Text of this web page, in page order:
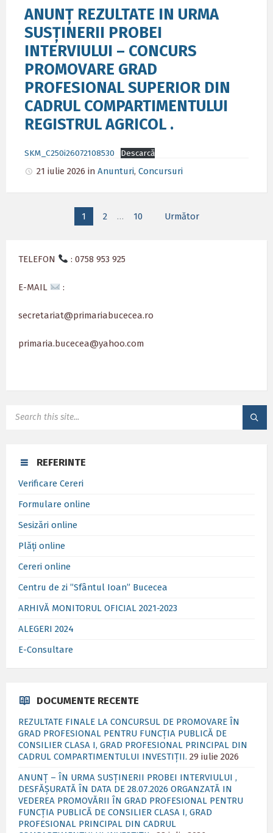
ANUNȚ REZULTATE IN URMA
SUSȚINERII PROBEI
INTERVIULUI – CONCURS
PROMOVARE GRAD
PROFESIONAL SUPERIOR DIN
CADRUL COMPARTIMENTULUI
REGISTRUL AGRICOL .
SKM_C250i26072108530 Descarcă
21 iulie 2026 in Anunturi, Concursuri
1 2 … 10 Următor
TELEFON : 0758 953 925
E-MAIL :
secretariat@primariabucecea.ro
primaria.bucecea@yahoo.com
REFERINTE
Verificare Cereri
Formulare online
Sesizări online
Plăți online
Cereri online
Centru de zi ”Sfântul Ioan” Bucecea
ARHIVĂ MONITORUL OFICIAL 2021-2023
ALEGERI 2024
E-Consultare
DOCUMENTE RECENTE
REZULTATE FINALE LA CONCURSUL DE PROMOVARE ÎN
GRAD PROFESIONAL PENTRU FUNCȚIA PUBLICĂ DE
CONSILIER CLASA I, GRAD PROFESIONAL PRINCIPAL DIN
CADRUL COMPARTIMENTULUI INVESTIȚII. 29 iulie 2026
ANUNȚ – ÎN URMA SUSȚINERII PROBEI INTERVIULUI ,
DESFĂȘURATĂ ÎN DATA DE 28.07.2026 ORGANZATĂ IN
VEDEREA PROMOVĂRII ÎN GRAD PROFESIONAL PENTRU
FUNCȚIA PUBLICĂ DE CONSILIER CLASA I, GRAD
PROFESIONAL PRINCIPAL DIN CADRUL